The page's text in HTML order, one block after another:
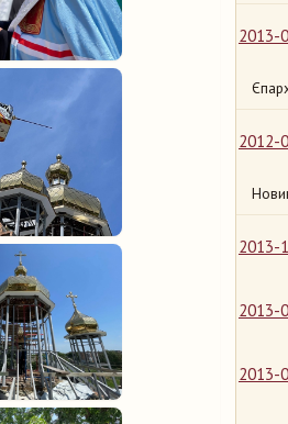
2013-
2012-
2013-
2013-
2013-